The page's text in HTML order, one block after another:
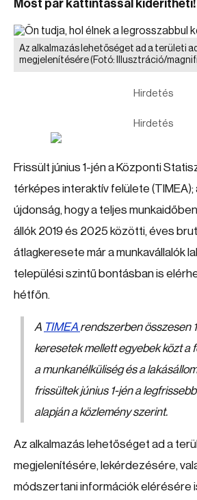
Most pár kattintással kiderítheti!
Az alkalmazás lehetőséget ad a területi
megjelenítésére(Fotó: Illusztráció/
Hirdetés
Hirdetés
Frissült június 1-jén a Központi
térképes interaktív felülete
újdonság, hogy a teljes
állók 2019 és 2025 közötti, éves
átlagkeresete már a munkavállalók
települési szintű bontásban is
hétfőn.
A TIMEA rendszerben összesen
keresetek mellett egyebek közt a
a munkanélküliség és a
frissültek június 1-jén a
alapján a közlemény szerint.
Az alkalmazás lehetőséget ad a
megjelenítésére, lekérdezésére,
módszertani információk elérésére